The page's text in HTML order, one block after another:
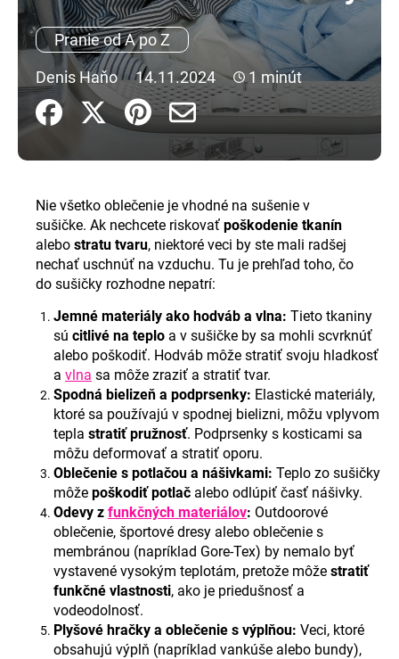
Pranie od A po Z
Denis Haňo
14.11.2024 1 minút
Nie všetko oblečenie je vhodné na sušenie v
sušičke. Ak nechcete riskovať poškodenie tkanín
alebo stratu tvaru, niektoré veci by ste mali radšej
nechať uschnúť na vzduchu. Tu je prehľad toho, čo
do sušičky rozhodne nepatrí:
Jemné materiály ako hodváb a vlna: Tieto tkaniny
sú citlivé na teplo a v sušičke by sa mohli scvrknúť
alebo poškodiť. Hodváb môže stratiť svoju hladkosť
a vlna sa môže zraziť a stratiť tvar.
Spodná bielizeň a podprsenky: Elastické materiály,
ktoré sa používajú v spodnej bielizni, môžu vplyvom
tepla stratiť pružnosť. Podprsenky s kosticami sa
môžu deformovať a stratiť oporu.
Oblečenie s potlačou a nášivkami: Teplo zo sušičky
môže poškodiť potlač alebo odlúpiť časť nášivky.
Odevy z funkčných materiálov: Outdoorové
oblečenie, športové dresy alebo oblečenie s
membránou (napríklad Gore-Tex) by nemalo byť
vystavené vysokým teplotám, pretože môže stratiť
funkčné vlastnosti, ako je priedušnosť a
vodeodolnosť.
Plyšové hračky a oblečenie s výplňou: Veci, ktoré
obsahujú výplň (napríklad vankúše alebo bundy),
á
j
ť
?
HĽADAŤ